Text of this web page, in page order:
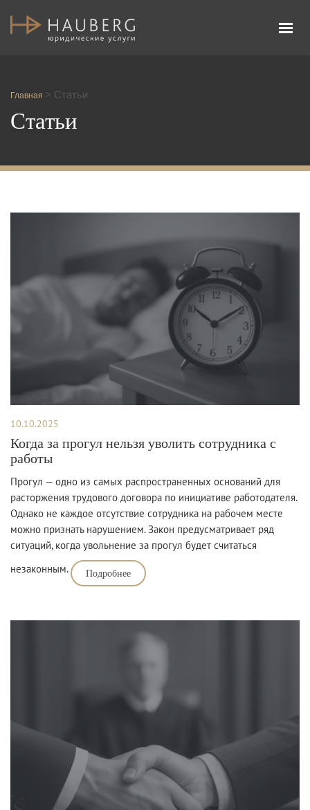
Адвокатское бюро Честь и Закон
Главная > Статьи
Статьи
10.10.2025
Когда за прогул нельзя уволить сотрудника с
работы
Прогул — одно из самых распространенных оснований для
расторжения трудового договора по инициативе работодателя.
Однако не каждое отсутствие сотрудника на рабочем месте
можно признать нарушением. Закон предусматривает ряд
ситуаций, когда увольнение за прогул будет считаться
незаконным.
Подробнее